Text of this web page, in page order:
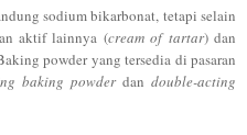
sodium bikarbonat, tetapi selain
aktif lainnya (cream of tartar) dan
powder yang tersedia di pasaran
baking powderdandouble-acting